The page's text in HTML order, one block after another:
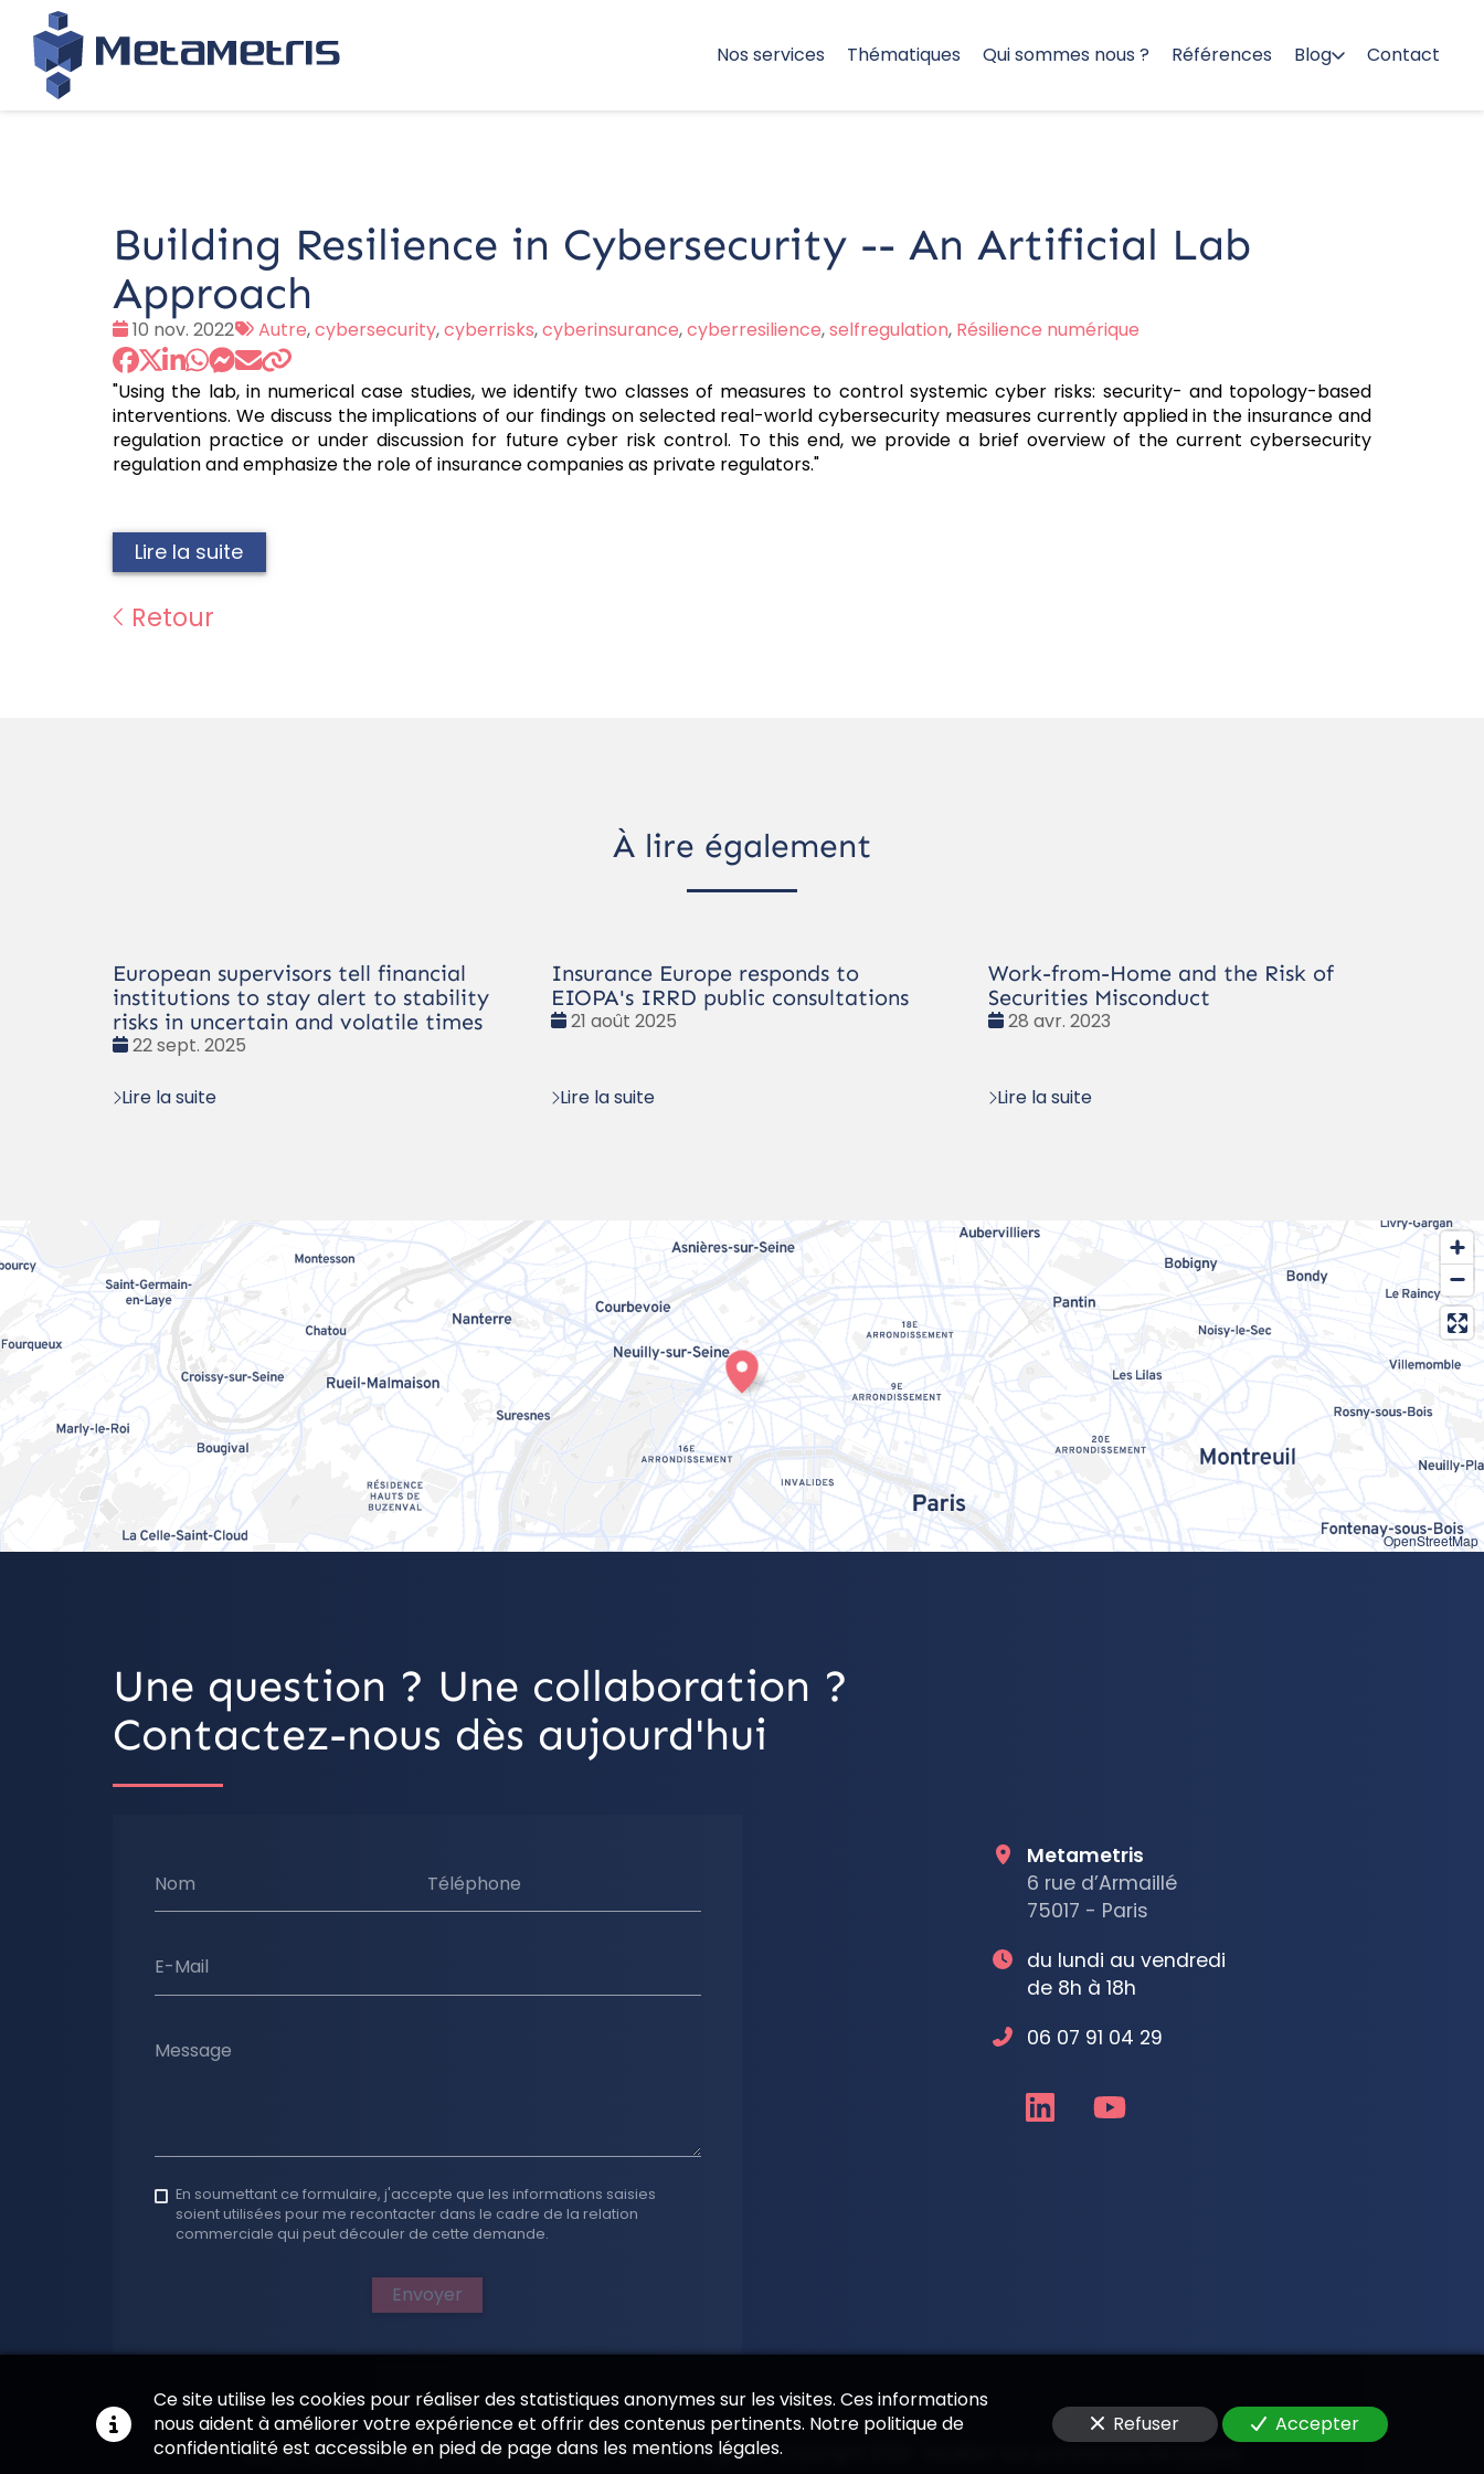
Nos services Thématiques Qui sommes nous ? Références Blog Contact
Building Resilience in Cybersecurity -- An Artificial Lab
Approach
Date
:
10 nov. 2022
Tags
:
Autre,cybersecurity,cyberrisks,cyberinsurance,cyberresilience,selfregulation, Résilience numérique
"Using the lab, in numerical case studies, we identify two classes of measures to control systemic cyber risks: security- and topology-based
interventions. We discuss the implications of our findings on selected real-world cybersecurity measures currently applied in the insurance and
regulation practice or under discussion for future cyber risk control. To this end, we provide a brief overview of the current cybersecurity
regulation and emphasize the role of insurance companies as private regulators."
Lire la suite
Retour
À lire également
European supervisors tell financial
institutions to stay alert to stability
risks in uncertain and volatile times
Date
22 sept. 2025
Lire la suite
Insurance Europe responds to
EIOPA's IRRD public consultations
Date
21 août 2025
Lire la suite
Work-from-Home and the Risk of
Securities Misconduct
Date
28 avr. 2023
Lire la suite
OpenStreetMap
Une question ? Une collaboration ?
Contactez-nous dès aujourd'hui
Nom Téléphone
E-Mail
Message
En soumettant ce formulaire, j'accepte que les informations saisies
soient utilisées pour me recontacter dans le cadre de la relation
commerciale qui peut découler de cette demande.
Envoyer
Metametris
6 rue d’Armaillé
75017 - Paris
du lundi au vendredi
de 8h à 18h
06 07 91 04 29
Site propulsé et programmé parEPIXELIC —Données légales—Copyright 2026
Ce site utilise les cookies pour réaliser des statistiques anonymes sur les visites. Ces informations
nous aident à améliorer votre expérience et offrir des contenus pertinents. Notre politique de
confidentialité est accessible en pied de page dans les mentions légales.
Refuser Accepter